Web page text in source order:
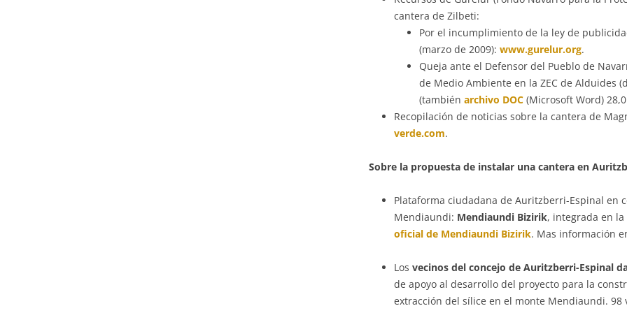
cantera de Zilbeti:
Por el incumplimiento de la ley de
(marzo de 2009):www.gurelur.org.
Queja ante el Defensor del Pueblo de
de Medio Ambiente en la ZEC de Alduides
(tambiénarchivo DOC (Microsoft Word)
Recopilación de noticias sobre la cantera de
verde.com.
Sobre la propuesta de instalar una cantera en
Plataforma ciudadana de Auritzberri-Espinal en
Mendiaundi: Mendiaundi Bizirik, integrada en la
oficial de Mendiaundi Bizirik. Mas información
Losvecinos del concejo de Auritzberri-Espinal
de apoyo al desarrollo del proyecto para la
extracción del sílice en el monte Mendiaundi. 98